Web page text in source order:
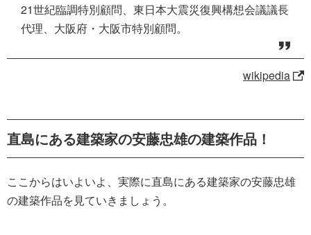
21世紀臨調特別顧問、東日本大震災復興構想会議議長
代理、大阪府・大阪市特別顧問。
wikipedia
直島にある建築家の安藤忠雄の建築作品！
ここからはいよいよ、実際に直島にある建築家の安藤忠雄
の建築作品を見ていきましょう。